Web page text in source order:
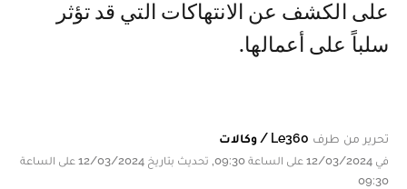
على الكشف عن الانتهاكات التي قد تؤثر
سلباً على أعمالها.
تحرير من طرف Le360 / وكالات
في 12/03/2024 على الساعة 09:30, تحديث بتاريخ 12/03/2024 على الساعة
09:30